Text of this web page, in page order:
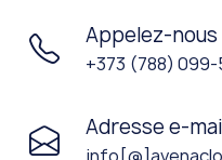
Appelez-nous
+373 (788) 099-
Adresse e-